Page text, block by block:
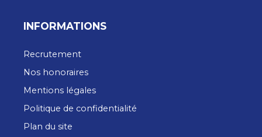
INFORMATIONS
Recrutement
Nos honoraires
Mentions légales
Politique de confidentialité
Plan du site